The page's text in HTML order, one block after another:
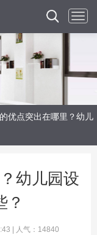
优点突出在哪里？幼儿
幼儿园设
？
| 人气：14840